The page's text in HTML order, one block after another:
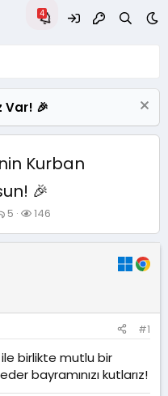
Var! 🎉
Kurban
🎉
C
r
5
G
l
m
e
146
#1
ile birlikte mutlu bir
bayramınızı kutlarız!